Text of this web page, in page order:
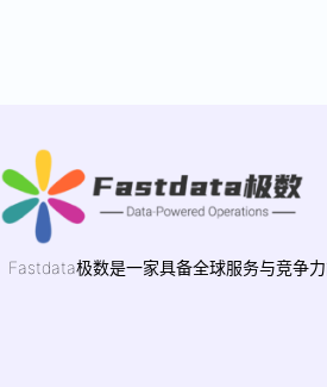
Fastdata极数是一家具备全球服务与竞争